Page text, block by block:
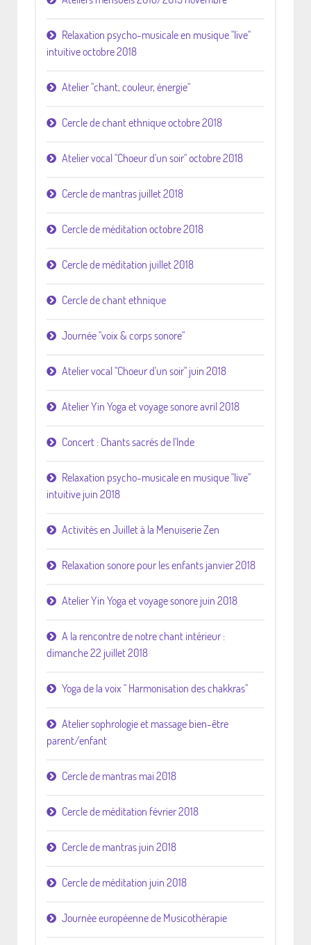
Relaxation psycho-musicale en musique "live"
intuitive octobre 2018
Atelier "chant, couleur, énergie"
Cercle de chant ethnique octobre 2018
Atelier vocal "Choeur d'un soir" octobre 2018
Cercle de mantras juillet 2018
Cercle de méditation octobre 2018
Cercle de méditation juillet 2018
Cercle de chant ethnique
Journée "voix & corps sonore"
Atelier vocal "Choeur d'un soir" juin 2018
Atelier Yin Yoga et voyage sonore avril 2018
Concert : Chants sacrés de l'Inde
Relaxation psycho-musicale en musique "live"
intuitive juin 2018
Activités en Juillet à la Menuiserie Zen
Relaxation sonore pour les enfants janvier 2018
Atelier Yin Yoga et voyage sonore juin 2018
A la rencontre de notre chant intérieur :
dimanche 22 juillet 2018
Yoga de la voix " Harmonisation des chakkras"
Atelier sophrologie et massage bien-être
parent/enfant
Cercle de mantras mai 2018
Cercle de méditation février 2018
Cercle de mantras juin 2018
Cercle de méditation juin 2018
Journée européenne de Musicothérapie